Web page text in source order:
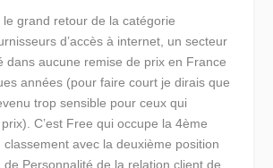
grand retour de la catégorie
d’accès à internet, un secteur
dans aucune remise de prix en France
années (pour faire court je dirais que
trop sensible pour ceux qui
C’est Free qui occupe la 4ème
classement avec la deuxième position
de Personnalité de la relation client de